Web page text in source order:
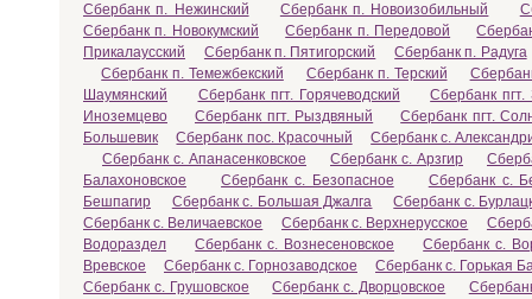
Сбербанк п. Нежинский
Сбербанк п. Новоизобильный
Сбербанк п. Новокумский
Сбербанк п. Передовой
Прикалаусский
Сбербанк п. Пятигорский
Сбербанк п. Радуга
Сбербанк п. Темежбекский
Сбербанк п. Терский
Шаумянский
Сбербанк пгт. Горячеводский
Сбербанк
Иноземцево
Сбербанк пгт. Рыздвяный
Сбербанк пгт.
Большевик
Сбербанк пос. Красочный
Сбербанк с.
Сбербанк с. Апанасенковское
Сбербанк с. Арзгир
Балахоновское
Сбербанк с. Безопасное
Сбербанк с.
Бешпагир
Сбербанк с. Большая Джалга
Сбербанк с.
Сбербанк с. Величаевское
Сбербанк с. Верхнерусское
Водораздел
Сбербанк с. Вознесеновское
Сбербанк с.
Вревское
Сбербанк с. Горнозаводское
Сбербанк с. Горькая
Сбербанк с. Грушовское
Сбербанк с. Дворцовское